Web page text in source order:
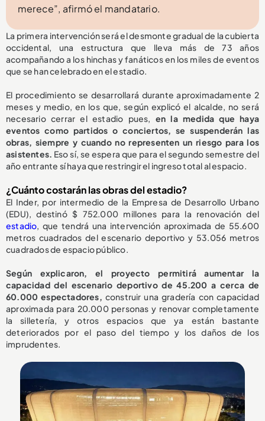
merece”, afirmó el mandatario.
La primera intervención será el desmonte gradual de la cubierta
occidental, una estructura que lleva más de 73 años
acompañando a los hinchas y fanáticos en los miles de eventos
que se han celebrado en el estadio.
El procedimiento se desarrollará durante aproximadamente 2
meses y medio, en los que, según explicó el alcalde, no será
necesario cerrar el estadio pues, en la medida que haya
eventos como partidos o conciertos, se suspenderán las
obras, siempre y cuando no representen un riesgo para los
asistentes. Eso sí, se espera que para el segundo semestre del
año entrante sí haya que restringir el ingreso total al espacio.
¿Cuánto costarán las obras del estadio?
El Inder, por intermedio de la Empresa de Desarrollo Urbano
(EDU), destinó $ 752.000 millones para la renovación del
estadio, que tendrá una intervención aproximada de 55.600
metros cuadrados del escenario deportivo y 53.056 metros
cuadrados de espacio público.
Según explicaron, el proyecto permitirá aumentar la
capacidad del escenario deportivo de 45.200 a cerca de
60.000 espectadores, construir una gradería con capacidad
aproximada para 20.000 personas y renovar completamente
la silletería, y otros espacios que ya están bastante
deteriorados por el paso del tiempo y los daños de los
imprudentes.